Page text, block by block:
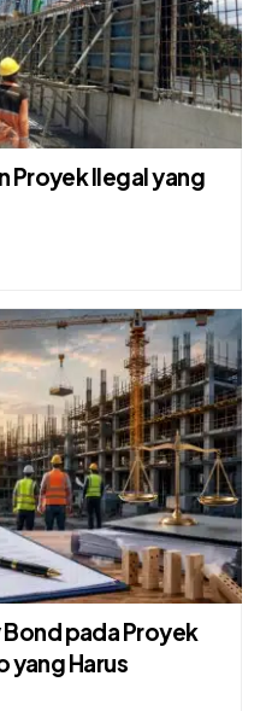
Proyek Ilegal yang
Bond pada Proyek
yang Harus